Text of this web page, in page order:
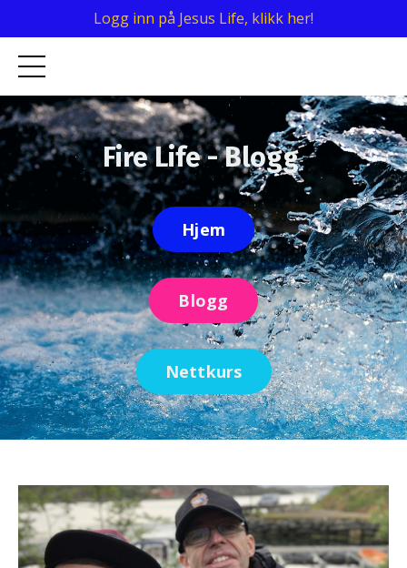
Logg inn på Jesus Life, klikk her!
Fire Life - Blogg
Hjem
Blogg
Nettkurs